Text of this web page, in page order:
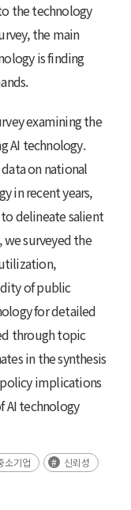
the technology
the main
is finding
examining the
AI technology.
on national
in recent years,
delineate salient
surveyed the
of public
for detailed
through topic
in the synthesis
implications
AI technology
소기업 신뢰성